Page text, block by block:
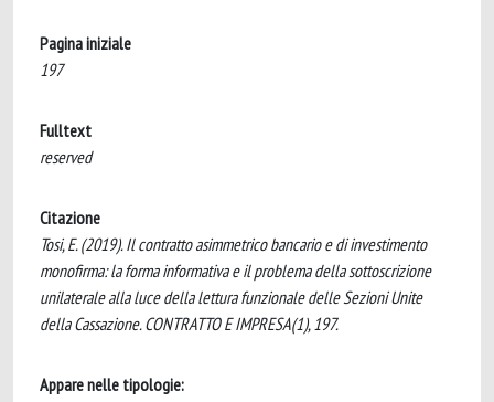
Pagina iniziale
197
Fulltext
reserved
Citazione
Tosi, E. (2019). Il contratto asimmetrico bancario e di investimento
monofirma: la forma informativa e il problema della sottoscrizione
unilaterale alla luce della lettura funzionale delle Sezioni Unite
della Cassazione. CONTRATTO E IMPRESA(1), 197.
Appare nelle tipologie: